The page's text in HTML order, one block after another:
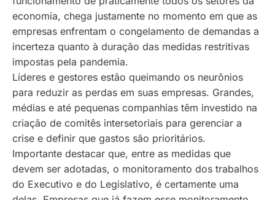
economia, chega justamente no momento em que as
empresas enfrentam o congelamento de demandas a
incerteza quanto à duração das medidas restritivas
impostas pela pandemia.
Líderes e gestores estão queimando os neurônios
para reduzir as perdas em suas empresas. Grandes,
médias e até pequenas companhias têm investido na
criação de comitês intersetoriais para gerenciar a
crise e definir que gastos são prioritários.
Importante destacar que, entre as medidas que
devem ser adotadas, o monitoramento dos trabalhos
do Executivo e do Legislativo, é certamente uma